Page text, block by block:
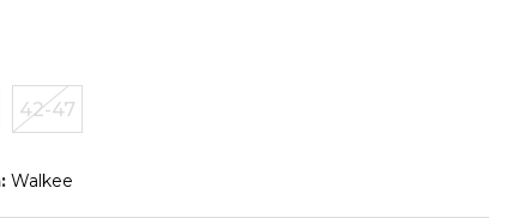
42-47
Walkee